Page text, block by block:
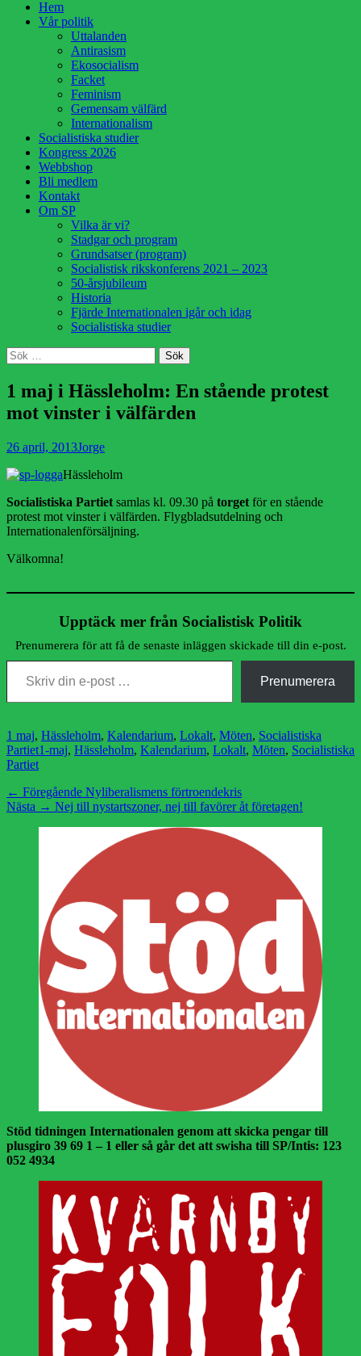
HoppaHem
Vår politik
Uttalanden
Antirasism
Ekosocialism
Facket
Feminism
Gemensam välfärd
Internationalism
Socialistiska studier
Kongress 2026
Webbshop
Bli medlem
Kontakt
Om SP
Vilka är vi?
Stadgar och program
Grundsatser (program)
Socialistisk rikskonferens 2021 – 2023
50-årsjubileum
Historia
Fjärde Internationalen igår och idag
Socialistiska studier
Sök
Sök
efter:
1 maj i Hässleholm: En stående protest
mot vinster i välfärden
Publicerad
26 april, 2013Författare
Jorge
Hässleholm
Socialistiska Partiet samlas kl. 09.30 på torget för en stående
protest mot vinster i välfärden. Flygbladsutdelning och
Internationalenförsäljning.
Välkomna!
Upptäck mer från Socialistisk Politik
Prenumerera för att få de senaste inläggen skickade till din e-post.
Skriv din e-post …
Prenumerera
Kategorier
1 maj, Hässleholm, Kalendarium, Lokalt, Möten, Socialistiska
PartietEtiketter
1-maj, Hässleholm, Kalendarium, Lokalt, Möten, Socialistiska
Partiet
Inläggsnavigering
← Föregående Föregående
inlägg:
Nyliberalismens förtroendekris
Nästa → Nästa
Nej till nystartszoner, nej till favörer åt företagen!
Stöd tidningen Internationalen genom att skicka pengar till
plusgiro 39 69 1 – 1 eller så går det att swisha till SP/Intis: 123
052 4934